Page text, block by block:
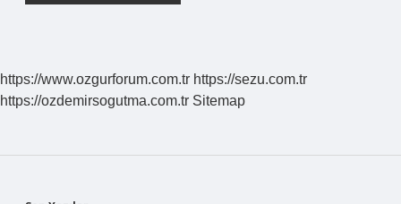
https://www.ozgurforum.com.tr https://sezu.com.tr
https://ozdemirsogutma.com.tr Sitemap